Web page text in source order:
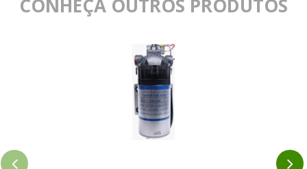
CONHEÇA OUTROS PRODUTOS